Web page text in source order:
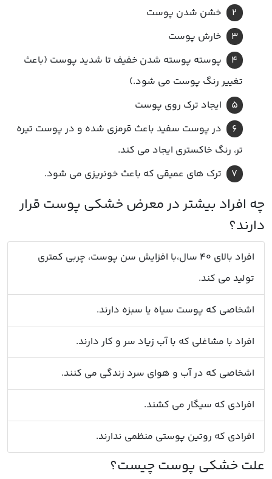
خشن شدن پوست
خارش پوست
پوسته پوسته شدن خفیف تا شدید پوست (باعث
تغییر رنگ پوست می شود.)
ایجاد ترک روی پوست
در پوست سفید باعث قرمزی شده و در پوست تیره
تر، رنگ خاکستری ایجاد می کند.
ترک های عمیقی که باعث خونریزی می شود.
افراد بالای ۴۰ سال،با افزایش سن پوست، چربی کمتری
تولید می کند.
اشخاصی که پوست سیاه یا سبزه دارند.
افراد با مشاغلی که با آب زیاد سر و کار دارند.
اشخاصی که در آب و هوای سرد زندگی می کنند.
افرادی که سیگار می کشند.
افرادی که روتین پوستی منظمی ندارند.